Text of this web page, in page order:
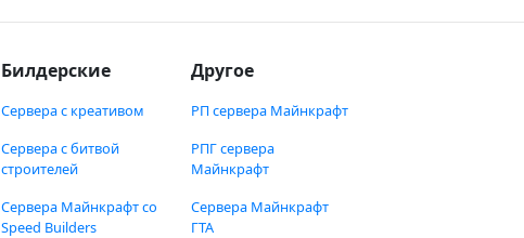
Билдерские
Сервера с креативом
Сервера с битвой
строителей
Сервера Майнкрафт со
Speed Builders
Другое
РП сервера Майнкрафт
РПГ сервера
Майнкрафт
Сервера Майнкрафт
ГТА